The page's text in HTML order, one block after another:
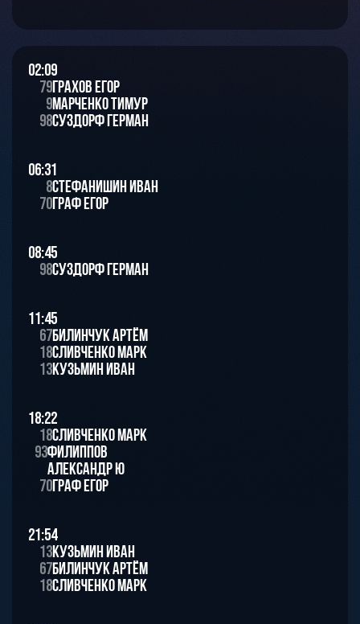
02:09
79Грахов Егор
9Марченко Тимур
98Суздорф Герман
06:31
8Стефанишин Иван
70Граф Егор
08:45
98Суздорф Герман
11:45
67Билинчук Артём
18Сливченко Марк
13Кузьмин Иван
18:22
18Сливченко Марк
93Филиппов
Александр Ю
70Граф Егор
21:54
13Кузьмин Иван
67Билинчук Артём
18Сливченко Марк